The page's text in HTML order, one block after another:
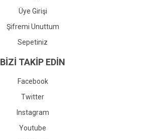
Üye Girişi
Şifremi Unuttum
Sepetiniz
BİZİ TAKİP EDİN
Facebook
Twitter
Instagram
Youtube